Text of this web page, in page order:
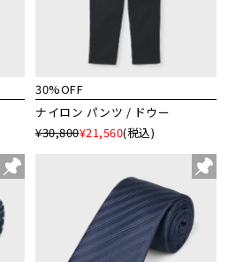
30%OFF
ナイロン パンツ / ドウー
¥30,800¥21,560(税込)